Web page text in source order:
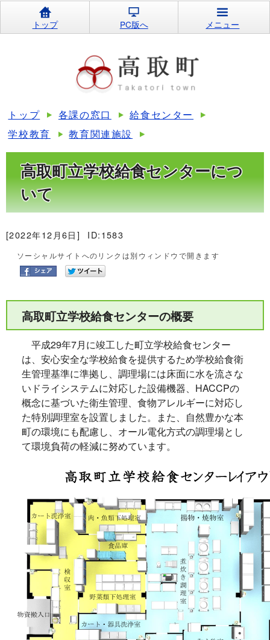
トップ PC版へ メニュー
トップ 各課の窓口
給食センター
学校教育
教育関連施設
高取町立学校給食センターにつ
いて
[2022年12月6日] ID:1583
ソーシャルサイトへのリンクは別ウィンドウで開きます
高取町立学校給食センターの概要
平成29年7月に竣工した町立学校給食センター
は、安心安全な学校給食を提供するため学校給食衛
生管理基準に準拠し、調理場には床面に水を流さな
いドライシステムに対応した設備機器、HACCPの
概念に基づいた衛生管理、食物アレルギーに対応し
た特別調理室を設置しました。また、自然豊かな本
町の環境にも配慮し、オール電化方式の調理場とし
て環境負荷の軽減に努めています。